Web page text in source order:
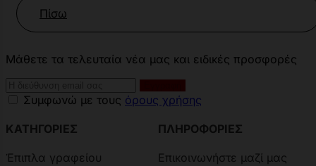
Πίσω
Μάθετε τα τελευταία νέα μας και ειδικές προσφορές
Συμφωνώ με τους όρους χρήσης
ΚΑΤΗΓΟΡΙΕΣ
Έπιπλα γραφείου
ΠΛΗΡΟΦΟΡΙΕΣ
Επικοινωνήστε μαζί μας